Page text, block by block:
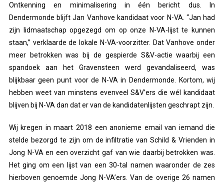
Ontkenning en minimalisering in één bericht dus. In
Dendermonde blijft Jan Vanhove kandidaat voor N-VA. “Jan had
zijn lidmaatschap opgezegd om op onze N-VA-lijst te kunnen
staan,” verklaarde de lokale N-VA-voorzitter. Dat Vanhove onder
meer betrokken was bij de gespierde S&V-actie waarbij een
spandoek aan het Gravensteen werd gevandaliseerd, was
blijkbaar geen punt voor de N-VA in Dendermonde. Kortom, wij
hebben weet van minstens evenveel S&V’ers die wél kandidaat
blijven bij N-VA dan dat er van de kandidatenlijsten geschrapt zijn.
Wij kregen in maart 2018 een anonieme email van iemand die
stelde bezorgd te zijn om de infiltratie van Schild & Vrienden in
Jong N-VA en een overzicht gaf van wie daarbij betrokken was.
Het ging om een lijst van een 30-tal namen waaronder de zes
hierboven genoemde Jong N-VA’ers. Van de overige 26 namen